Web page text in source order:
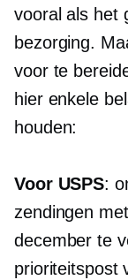
vooral als het
bezorging.
voor te
hier enkele
houden:
Voor USPS:
zendingen
december te
prioriteitspost